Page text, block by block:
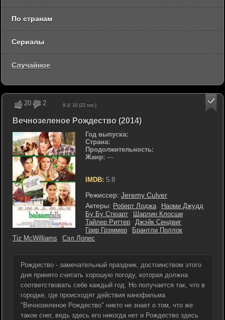
20 2 9.1/ 10 (22 гол.)
Вечнозеленое Рождество (2014)
Год выпуска:
Страна:
Продолжительность:
Жанр: ---
IMDB: 5.8
Режиссер: Jeremy Culver
Актеры: Роберт Лоджа
Наоми Джудд
Бу Бу Стюарт
Шарлин Клосши
Тайлер Риттер
Джэйк Сендвиг
Грир Грэммер
Брантли Поллок
Tiz McWilliams
Сэл Лопес
Рождество - замечательный праздник, достоинством этого
дня принято считать хорошую погоду, которая должна
соответствовать себе каждый год. Но получается так, что в
городке, где происходят действия кинофильма
"Вечнозеленое Рождество" никто не знает о том, что же
такое снег, ведь здесь его никогда нет и Рождество здесь
По странам
Сериалы
Случайное